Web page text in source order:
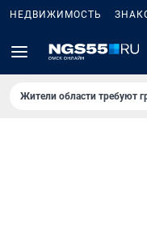
НЕДВИЖИМОСТЬ
Жители области требуют